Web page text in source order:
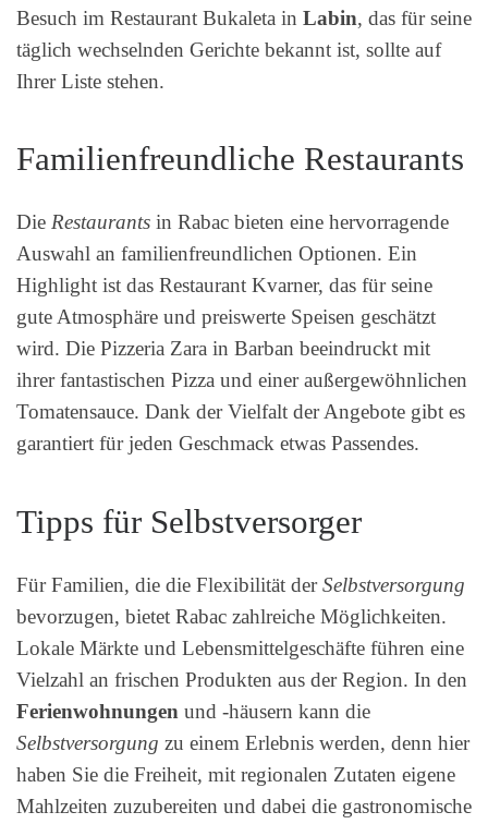
Besuch im Restaurant Bukaleta in Labin, das für seine
täglich wechselnden Gerichte bekannt ist, sollte auf
Ihrer Liste stehen.
Familienfreundliche Restaurants
Die Restaurants in Rabac bieten eine hervorragende
Auswahl an familienfreundlichen Optionen. Ein
Highlight ist das Restaurant Kvarner, das für seine
gute Atmosphäre und preiswerte Speisen geschätzt
wird. Die Pizzeria Zara in Barban beeindruckt mit
ihrer fantastischen Pizza und einer außergewöhnlichen
Tomatensauce. Dank der Vielfalt der Angebote gibt es
garantiert für jeden Geschmack etwas Passendes.
Tipps für Selbstversorger
Für Familien, die die Flexibilität derSelbstversorgung
bevorzugen, bietet Rabac zahlreiche Möglichkeiten.
Lokale Märkte und Lebensmittelgeschäfte führen eine
Vielzahl an frischen Produkten aus der Region. In den
Ferienwohnungen und -häusern kann die
Selbstversorgung zu einem Erlebnis werden, denn hier
haben Sie die Freiheit, mit regionalen Zutaten eigene
Mahlzeiten zuzubereiten und dabei die gastronomische